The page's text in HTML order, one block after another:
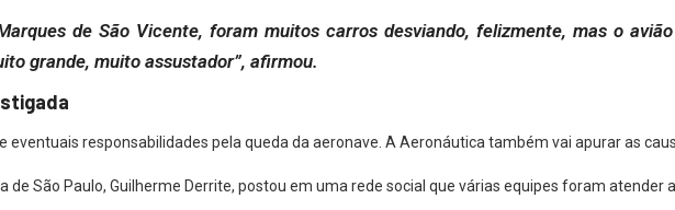
de São Vicente, foram muitos carros desviando, felizmente, mas o
grande, muito assustador”, afirmou.
eventuais responsabilidades pela queda da aeronave. A Aeronáutica também vai apurar as
de São Paulo, Guilherme Derrite, postou em uma rede social que várias equipes foram atender